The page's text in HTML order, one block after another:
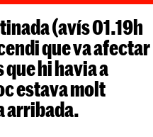
(avís 01.19h
que va afectar
hi havia a
estava molt
arribada.